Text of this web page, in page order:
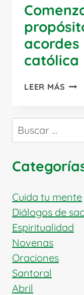
católica
LEER MÁS
CON
DE
LA
FE
Buscar:
Cuida tu mente
Diálogos de
Espiritualidad
Novenas
Oraciones
Santoral
Abril